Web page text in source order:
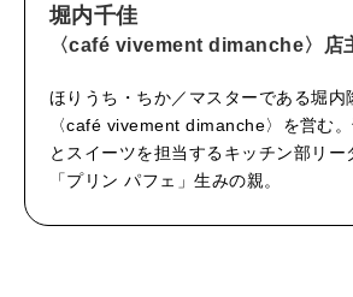
堀内千佳
〈café vivement dimanche〉店
ほりうち・ちか／マスターである堀内
〈café vivement dimanche〉を営む
とスイーツを担当するキッチン部リー
「プリン パフェ」生みの親。